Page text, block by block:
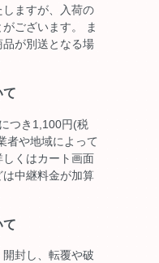
ますが、入荷の
ございます。 ま
が別送となる場
て
つき1,100円(税
者や地域によって
くはカート画面
中継料金が加算
て
封し、転覆や破